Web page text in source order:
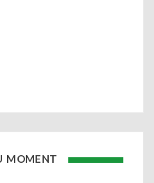
MOMENT